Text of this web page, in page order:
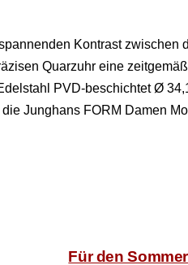
Kon­trast
Quarzuhr eine
PVD-beschichtet Ø
Jung­hans FORM Damen
Für den